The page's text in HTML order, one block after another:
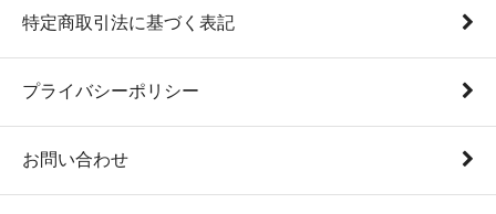
特定商取引法に基づく表記
プライバシーポリシー
お問い合わせ